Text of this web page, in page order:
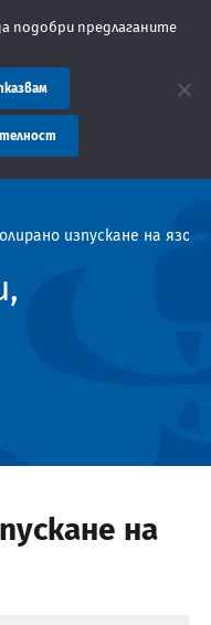
изпускане на
на
подобри предлаганите